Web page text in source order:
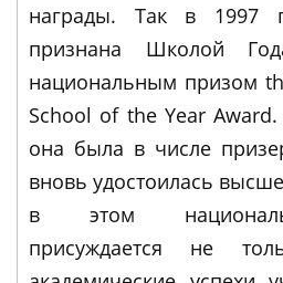
награды. Так в 1997
признана Школой
национальным призом
School of the Year
она была в числе
вновь удостоилась
в этом
присуждается не